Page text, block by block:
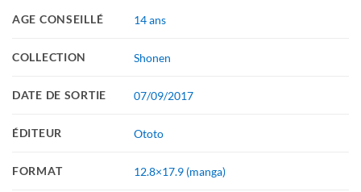
AGE CONSEILLÉ 14 ans
COLLECTION Shonen
DATE DE SORTIE 07/09/2017
ÉDITEUR Ototo
FORMAT 12.8×17.9 (manga)